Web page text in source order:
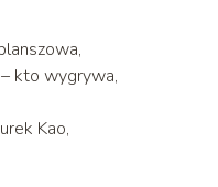
kto wygrywa,
Kao,